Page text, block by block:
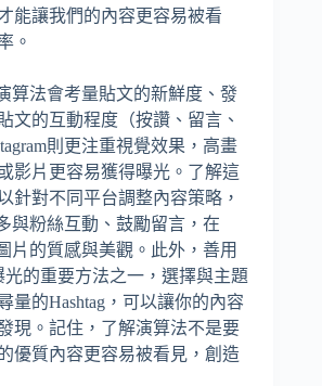
能讓我們的內容更容易被看
。
算法會考量貼文的新鮮度、發
文的互動程度（按讚、留言、
則更注重視覺效果，高畫
影片更容易獲得曝光。了解這
針對不同平台調整內容策略，
與粉絲互動、鼓勵留言，在
片的質感與美觀。此外，善用
光的重要方法之一，選擇與主題
量的Hashtag，可以讓你的內容
現。記住，了解演算法不是要
優質內容更容易被看見，創造